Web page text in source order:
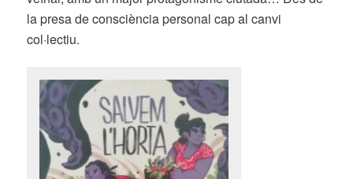
la presa de consciència personal cap al canvi
col·lectiu.